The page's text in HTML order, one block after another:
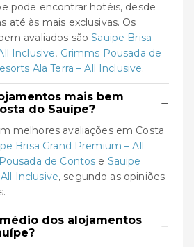
pode encontrar hotéis, desde
até às mais exclusivas. Os
avaliados sãoSauipe Brisa
Inclusive, Grimms Pousada de
Ala Terra – All Inclusive.
mais bem
do Sauípe?
−
melhores avaliações em Costa
Brisa Grand Premium – All
de Contos e Sauipe
Inclusive, segundo as opiniões
dos alojamentos
−